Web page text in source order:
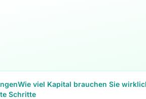
Wie viel Kapital brauchen Sie
Schritte